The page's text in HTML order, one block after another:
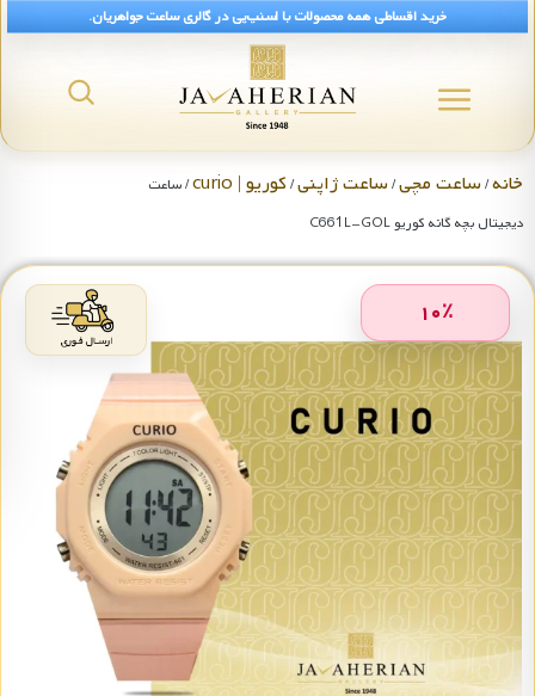
خرید اقساطی همه محصولات با اسنپ‌پی در گالری ساعت جواهریان.
خانه/ساعت مچی/ساعت ژاپنی/ کوریو | curio
/ ساعت
دیجیتال بچه گانه کوریو C661L-GOL
۱۰٪